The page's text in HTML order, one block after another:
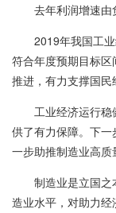
去年利润增速由
2019年我国工业
符合年度预期目标
推进，有力支撑国民
工业经济运行稳
供了有力保障。下
一步助推制造业高质
制造业是立国之
造业水平，对助力